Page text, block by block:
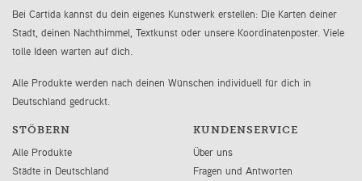
Bei Cartida kannst du dein eigenes Kunstwerk erstellen: Die Karten deiner
Stadt, deinen Nachthimmel, Textkunst oder unsere Koordinatenposter. Viele
tolle Ideen warten auf dich.
Alle Produkte werden nach deinen Wünschen individuell für dich in
Deutschland gedruckt.
STÖBERN
Alle Produkte
Städte in Deutschland
KUNDENSERVICE
Über uns
Fragen und Antworten